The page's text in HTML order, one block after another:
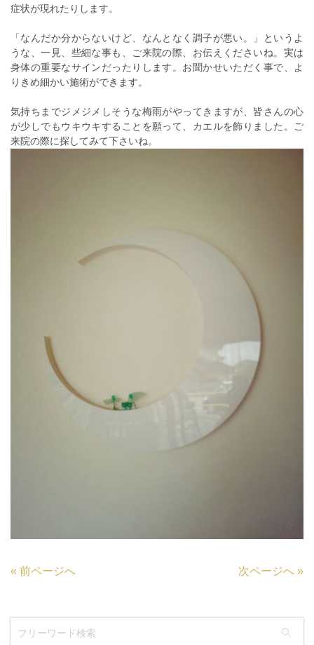
症状が現れたりします。
「なんだか分からないけど、なんとなく調子が悪い。」というよ
うな、一見、些細な事も、ご来院の際、お伝えくださいね。実は
身体の重要なサインだったりします。お聞かせいただく事で、よ
りきめ細かい施術ができます。
気持ちまでジメジメしそうな梅雨がやってきますが、皆さんの心
が少しでもウキウキすることを願って、カエルを飾りました。ご
来院の際に探してみて下さいね。
« 前ページへ 次ページへ »